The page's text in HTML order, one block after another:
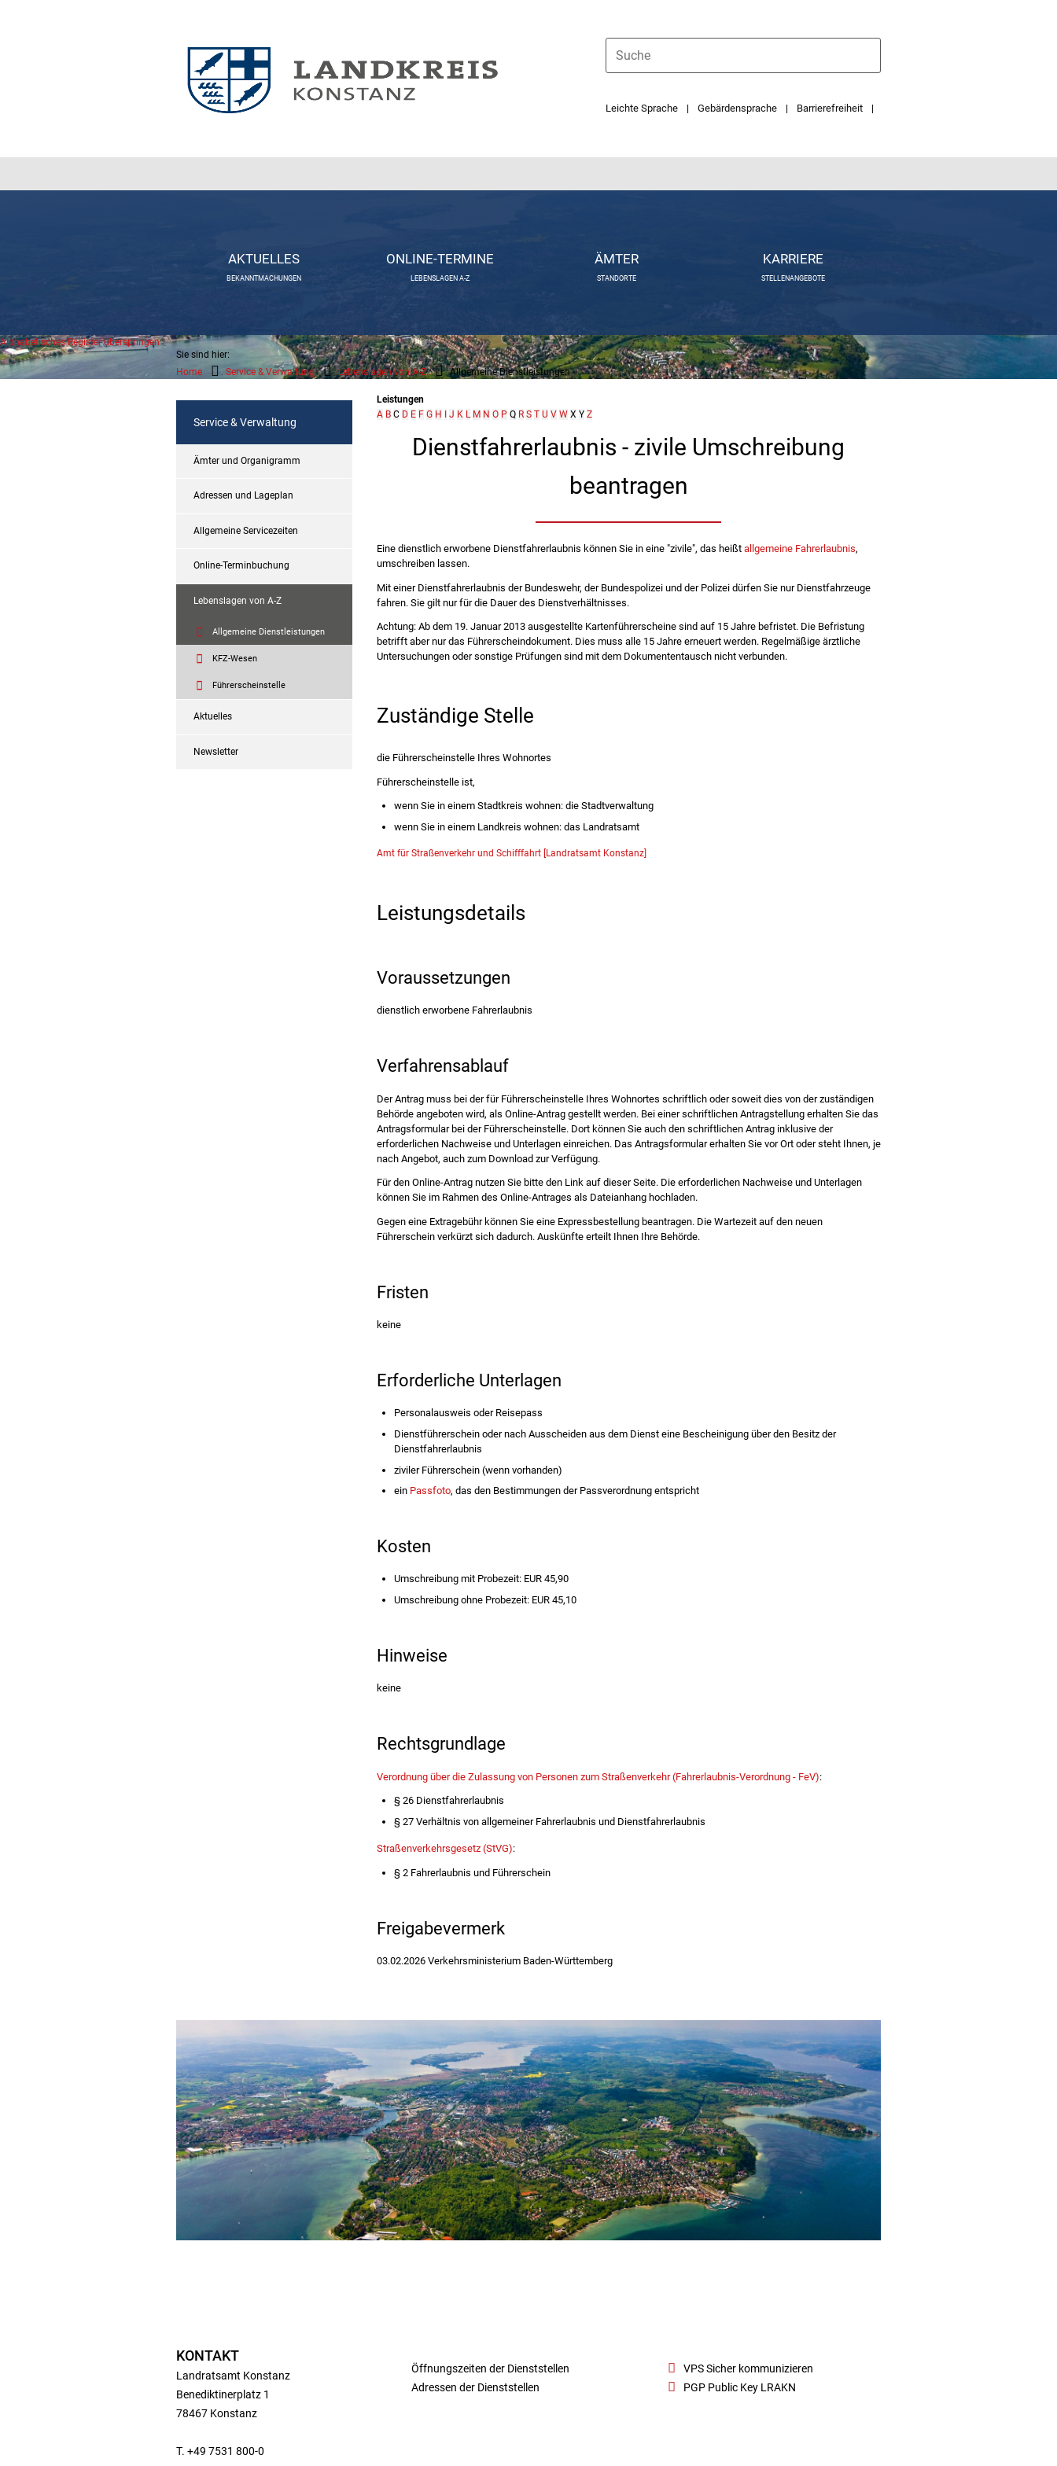
Leichte Sprache Gebärdensprache Barrierefreiheit
AKTUELLES
BEKANNTMACHUNGEN
ONLINE-TERMINE
LEBENSLAGEN A-Z
ÄMTER
STANDORTE
KARRIERE
STELLENANGEBOTE
Sie sind hier:
Home
Service & Verwaltung Lebenslagen von A-Z Allgemeine Dienstleistungen
Service & Verwaltung
Ämter und Organigramm
Adressen und Lageplan
Allgemeine Servicezeiten
Online-Terminbuchung
Lebenslagen von A-Z
Allgemeine Dienstleistungen
KFZ-Wesen
Führerscheinstelle
Aktuelles
Newsletter
Leistungen
Alphabetisches Register überspringen
A B C D E F G H I J K L M N O P Q R S T U V W X Y Z
Dienstfahrerlaubnis - zivile Umschreibung
beantragen
Eine dienstlich erworbene Dienstfahrerlaubnis können Sie in eine "zivile", das heißt allgemeine Fahrerlaubnis,
umschreiben lassen.
Mit einer Dienstfahrerlaubnis der Bundeswehr, der Bundespolizei und der Polizei dürfen Sie nur Dienstfahrzeuge
fahren. Sie gilt nur für die Dauer des Dienstverhältnisses.
Achtung: Ab dem 19. Januar 2013 ausgestellte Kartenführerscheine sind auf 15 Jahre befristet. Die Befristung
betrifft aber nur das Führerscheindokument. Dies muss alle 15 Jahre erneuert werden. Regelmäßige ärztliche
Untersuchungen oder sonstige Prüfungen sind mit dem Dokumententausch nicht verbunden.
Zuständige Stelle
die Führerscheinstelle Ihres Wohnortes
Führerscheinstelle ist,
wenn Sie in einem Stadtkreis wohnen: die Stadtverwaltung
wenn Sie in einem Landkreis wohnen: das Landratsamt
Amt für Straßenverkehr und Schifffahrt [Landratsamt Konstanz]
Leistungsdetails
Voraussetzungen
dienstlich erworbene Fahrerlaubnis
Verfahrensablauf
Der Antrag muss bei der für Führerscheinstelle Ihres Wohnortes schriftlich oder soweit dies von der zuständigen
Behörde angeboten wird, als Online-Antrag gestellt werden. Bei einer schriftlichen Antragstellung erhalten Sie das
Antragsformular bei der Führerscheinstelle. Dort können Sie auch den schriftlichen Antrag inklusive der
erforderlichen Nachweise und Unterlagen einreichen. Das Antragsformular erhalten Sie vor Ort oder steht Ihnen, je
nach Angebot, auch zum Download zur Verfügung.
Für den Online-Antrag nutzen Sie bitte den Link auf dieser Seite. Die erforderlichen Nachweise und Unterlagen
können Sie im Rahmen des Online-Antrages als Dateianhang hochladen.
Gegen eine Extragebühr können Sie eine Expressbestellung beantragen. Die Wartezeit auf den neuen
Führerschein verkürzt sich dadurch. Auskünfte erteilt Ihnen Ihre Behörde.
Fristen
keine
Erforderliche Unterlagen
Personalausweis oder Reisepass
Dienstführerschein oder nach Ausscheiden aus dem Dienst eine Bescheinigung über den Besitz der
Dienstfahrerlaubnis
ziviler Führerschein (wenn vorhanden)
ein Passfoto, das den Bestimmungen der Passverordnung entspricht
Kosten
Umschreibung mit Probezeit: EUR 45,90
Umschreibung ohne Probezeit: EUR 45,10
Hinweise
keine
Rechtsgrundlage
Verordnung über die Zulassung von Personen zum Straßenverkehr (Fahrerlaubnis-Verordnung - FeV):
§ 26 Dienstfahrerlaubnis
§ 27 Verhältnis von allgemeiner Fahrerlaubnis und Dienstfahrerlaubnis
Straßenverkehrsgesetz (StVG):
§ 2 Fahrerlaubnis und Führerschein
Freigabevermerk
03.02.2026Verkehrsministerium Baden-Württemberg
KONTAKT
Landratsamt Konstanz
Benediktinerplatz 1
78467 Konstanz
T. +49 7531 800-0
Öffnungszeiten der Dienststellen
Adressen der Dienststellen
VPS Sicher kommunizieren
PGP Public Key LRAKN